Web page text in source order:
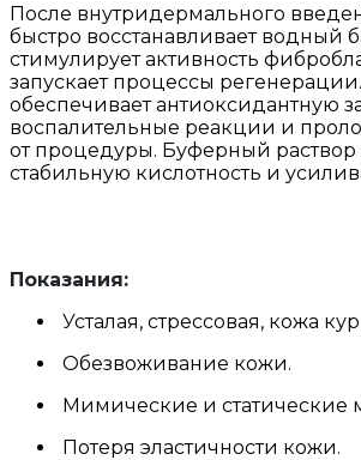
После внутридермального
быстро восстанавливает водный
стимулирует активность
запускает процессы
обеспечивает антиоксидантную
воспалительные реакции и
от процедуры. Буферный
стабильную кислотность и
Показания:
Усталая, стрессовая, кожа
Обезвоживание кожи.
Мимические и
Потеря эластичности кожи.